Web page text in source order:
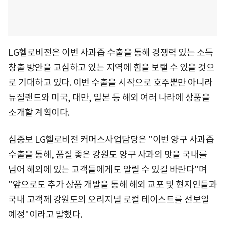
LG헬로비전은 이번 사과즙 수출을 통해 경쟁력 있는 소득
창출 방안을 고심하고 있는 지역에 힘을 보탤 수 있을 것으
로 기대하고 있다. 이번 수출을 시작으로 호주뿐만 아니라
뉴질랜드와 미국, 대만, 일본 등 해외 여러 나라에 상품을
소개할 계획이다.
심중보 LG헬로비전 커머스사업담당은 "이번 양구 사과즙
수출을 통해, 품질 좋은 강원도 양구 사과의 맛을 국내를
넘어 해외에 있는 고객들에게도 알릴 수 있길 바란다"며
"앞으로도 추가 상품 개발을 통해 해외 교포 및 현지인들과
국내 고객께 강원도의 오리지널 로컬 테이스트를 선보일
예정"이라고 말했다.